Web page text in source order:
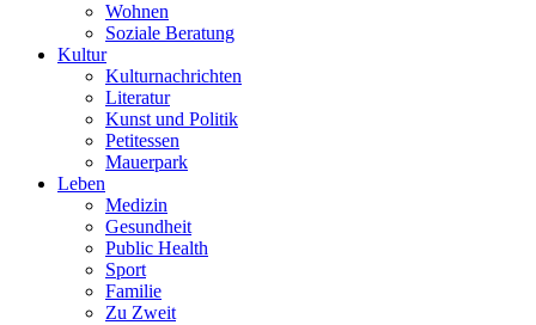
Wohnen
Soziale Beratung
Kultur
Kulturnachrichten
Literatur
Kunst und Politik
Petitessen
Mauerpark
Leben
Medizin
Gesundheit
Public Health
Sport
Familie
Zu Zweit